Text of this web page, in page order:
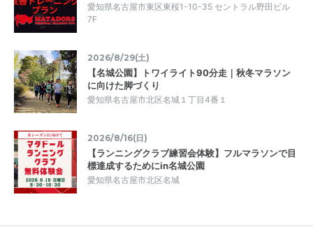
愛知県名古屋市東区東桜1-10-35 セントラル野田ビル
7F
2026/8/29(土)
【名城公園】トワイライト90分走｜秋冬マラソン
に向けた脚づくり
愛知県名古屋市北区名城１丁目4番１
2026/8/16(日)
【ランニングクラブ練習会体験】フルマラソンで目
標達成するためにin名城公園
愛知県名古屋市北区名城